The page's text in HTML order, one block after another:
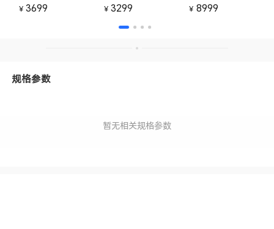
￥ 3699 ￥ 3299 ￥ 8999
规格参数
暂无相关规格参数